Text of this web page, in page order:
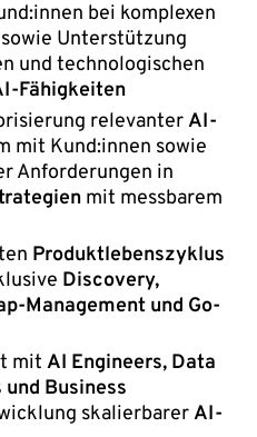
bei komplexen
sowie Unterstützung
und technologischen
Fähigkeiten
relevanterAI-
mit Kund:innen sowie
Anforderungen in
mit messbarem
Produktlebenszyklus
Discovery,
Management und Go-
mit AI Engineers, Data
Business
skalierbarerAI-